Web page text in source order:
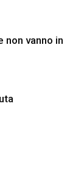
non vanno in